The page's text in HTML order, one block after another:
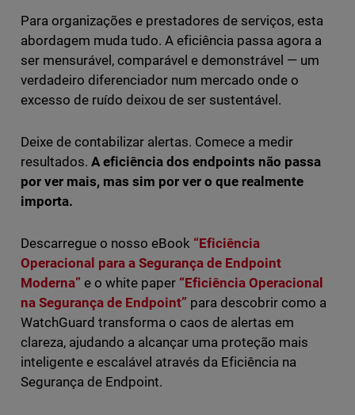
Para organizações e prestadores de serviços, esta
abordagem muda tudo. A eficiência passa agora a
ser mensurável, comparável e demonstrável — um
verdadeiro diferenciador num mercado onde o
excesso de ruído deixou de ser sustentável.
Deixe de contabilizar alertas. Comece a medir
resultados. A eficiência dos endpoints não passa
por ver mais, mas sim por ver o que realmente
importa.
Descarregue o nosso eBook “Eficiência
Operacional para a Segurança de Endpoint
Moderna” e o white paper “Eficiência Operacional
na Segurança de Endpoint” para descobrir como a
WatchGuard transforma o caos de alertas em
clareza, ajudando a alcançar uma proteção mais
inteligente e escalável através da Eficiência na
Segurança de Endpoint.